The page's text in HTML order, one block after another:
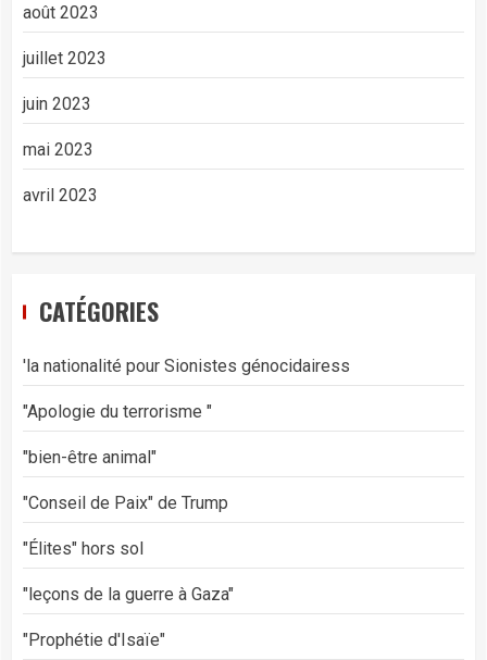
août 2023
juillet 2023
juin 2023
mai 2023
avril 2023
CATÉGORIES
'la nationalité pour Sionistes génocidairess
"Apologie du terrorisme "
"bien-être animal"
"Conseil de Paix" de Trump
"Élites" hors sol
"leçons de la guerre à Gaza"
"Prophétie d'Isaïe"